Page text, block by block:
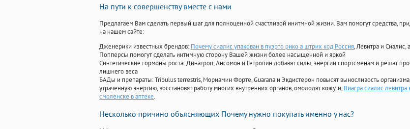
На пути к совершенству вместе с нами
Предлагаем Вам сделать первый шаг для полноценной счастливой инитмной жизни. Вам помогут средства,
на нашем сайте:
Дженерики известных брендов: Почему сиалис упакован в пуэрто рико а штрих код Россия, Левитра и Сиалис,
Попперсы помогут сделать интимную сторону Вашей жизни более насыщенной и яркой
Синтетические гормоны роста: Динатроп, Ансомон и Гетропин добавят силы, энергии спортсменам и решат
лишнего веса
БАДы и препараты:Tribulus terrestris, Мориамин Форте, Guarana и Экдистерон повысят выносливость
утраченную энергию, восстановят работу многих внутренних органов, омолодят кожу, и, Виагра сиалис левитра
смоленске в аптеке.
Несколько причино объясняющих Почему нужно покупать именно у нас?